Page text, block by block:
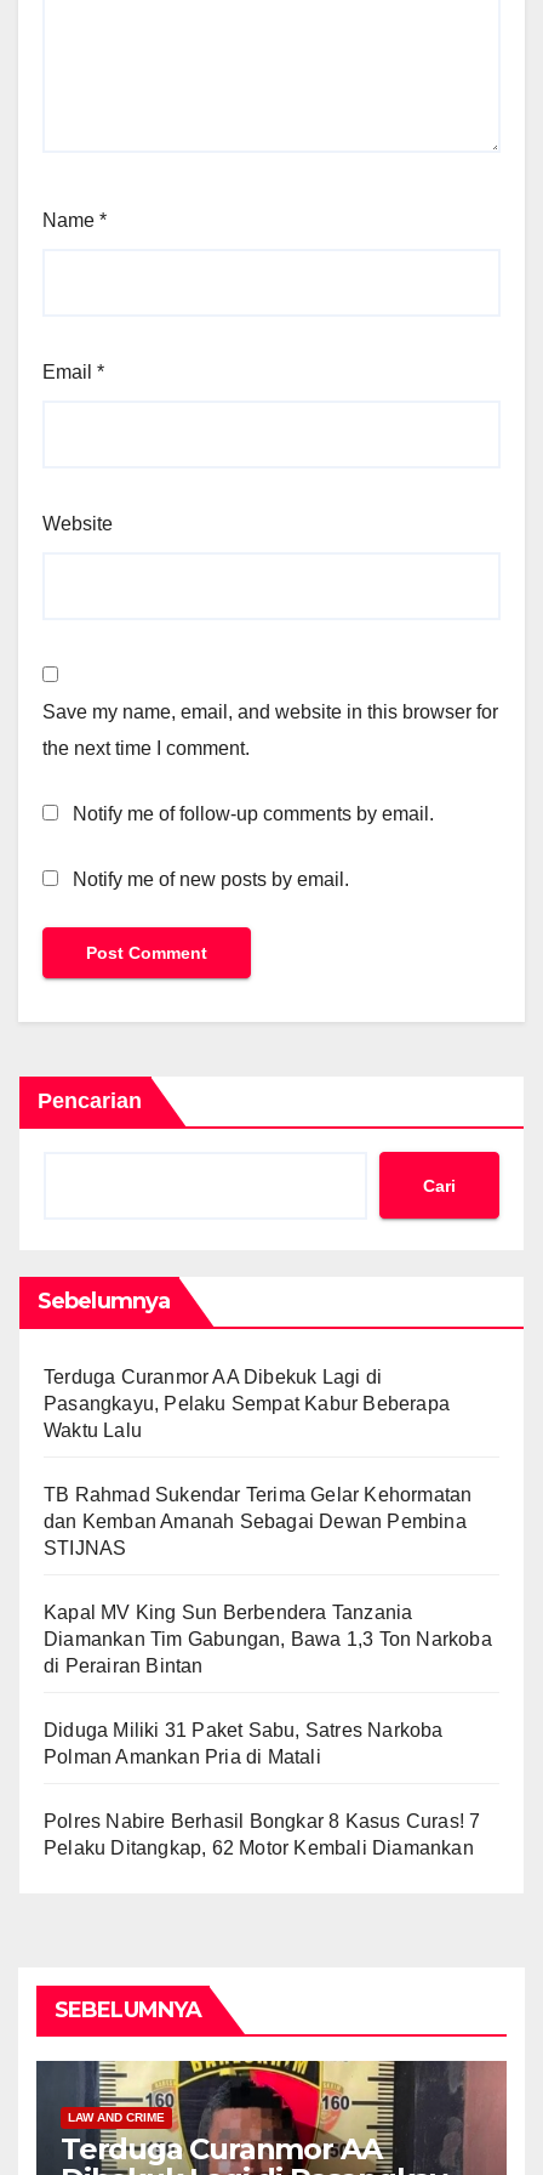
Name *
Email *
Website
Save my name, email, and website in this browser for
the next time I comment.
Notify me of follow-up comments by email.
Notify me of new posts by email.
Pencarian
Cari
Sebelumnya
Terduga Curanmor AA Dibekuk Lagi di
Pasangkayu, Pelaku Sempat Kabur Beberapa
Waktu Lalu
TB Rahmad Sukendar Terima Gelar Kehormatan
dan Kemban Amanah Sebagai Dewan Pembina
STIJNAS
Kapal MV King Sun Berbendera Tanzania
Diamankan Tim Gabungan, Bawa 1,3 Ton Narkoba
di Perairan Bintan
Diduga Miliki 31 Paket Sabu, Satres Narkoba
Polman Amankan Pria di Matali
Polres Nabire Berhasil Bongkar 8 Kasus Curas! 7
Pelaku Ditangkap, 62 Motor Kembali Diamankan
SEBELUMNYA
LAW AND CRIME
Terduga Curanmor AA